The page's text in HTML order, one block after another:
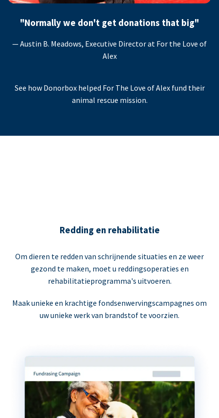
"Normally we don't get donations that big"
— Austin B. Meadows, Executive Director at For the Love of
Alex
See how Donorbox helped For The Love of Alex fund their
animal rescue mission.
Redding en rehabilitatie
Om dieren te redden van schrijnende situaties en ze weer
gezond te maken, moet u reddingsoperaties en
rehabilitatieprogramma's uitvoeren.
Maak unieke en krachtige fondsenwervingscampagnes om
uw unieke werk van brandstof te voorzien.